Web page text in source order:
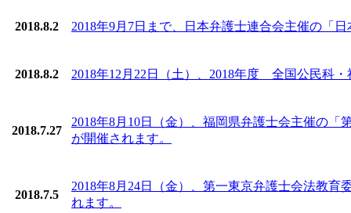
2018.8.2 2018年9月7日まで、日本弁護士連合会主催の「
2018.8.2 2018年12月22日（土）、2018年度 全国公民科
2018.7.27
2018年8月10日（金）、福岡県弁護士会主催の
が開催されます。
2018.7.5
2018年8月24日（金）、第一東京弁護士会法教
れます。